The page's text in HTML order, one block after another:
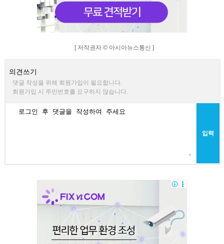
[ 저작권자 © 아시아뉴스통신 ]
의견쓰기
댓글 작성을 위해 회원가입이 필요합니다.
회원가입 시 주민번호를 요구하지 않습니다.
입력